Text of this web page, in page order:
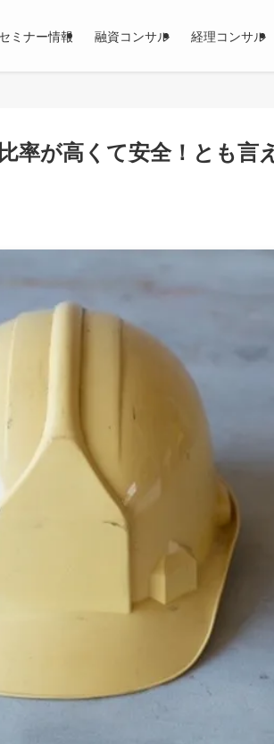
ミナー情報 融資コンサル 経理コンサル
率が高くて安全！とも言